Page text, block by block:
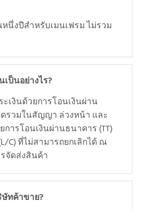
นึ่งปีสำหรับเมนเฟรม ไม่รวม
เป็นอย่างไร?
เงินด้วยการโอนเงินผ่าน
ดรวมในสัญญา ล่วงหน้า และ
การโอนเงินผ่านธนาคาร (TT)
C) ที่ไม่สามารถยกเลิกได้ ณ
จัดส่งสินค้า
ทค้าขาย?